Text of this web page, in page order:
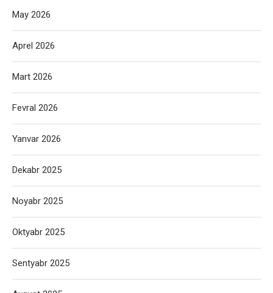
May 2026
Aprel 2026
Mart 2026
Fevral 2026
Yanvar 2026
Dekabr 2025
Noyabr 2025
Oktyabr 2025
Sentyabr 2025